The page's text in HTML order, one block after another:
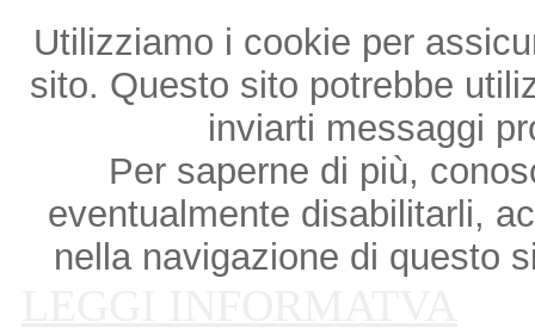
Utilizziamo i cookie per
sito. Questo sito potrebbe
inviarti messaggi
Per saperne di più,
eventualmente disabilitarli,
nella navigazione di questo